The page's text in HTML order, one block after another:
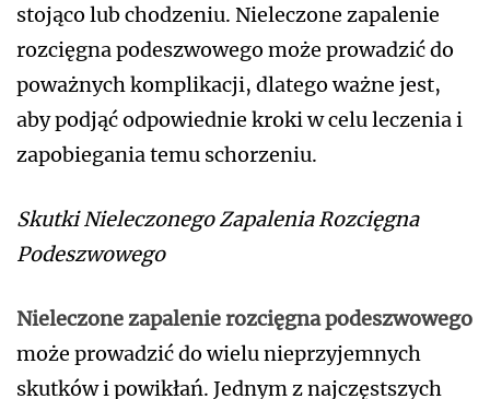
stojąco lub chodzeniu. Nieleczone zapalenie
rozcięgna podeszwowego może prowadzić do
poważnych komplikacji, dlatego ważne jest,
aby podjąć odpowiednie kroki w celu leczenia i
zapobiegania temu schorzeniu.
Skutki Nieleczonego Zapalenia Rozcięgna
Podeszwowego
Nieleczone zapalenie rozcięgna podeszwowego
może prowadzić do wielu nieprzyjemnych
skutków i powikłań. Jednym z najczęstszych